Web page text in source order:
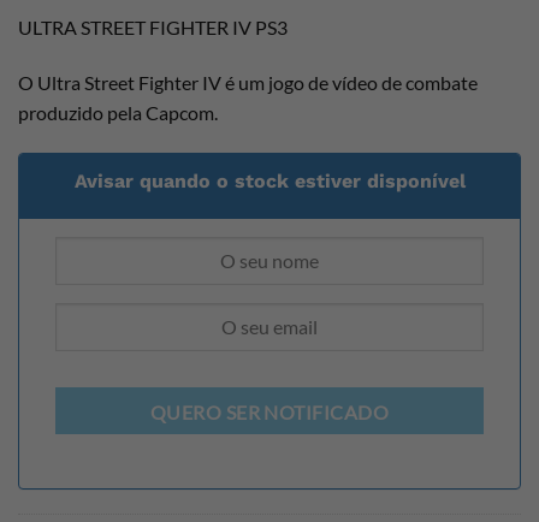
ULTRA STREET FIGHTER IV PS3
O Ultra Street Fighter IV é um jogo de vídeo de combate
produzido pela Capcom.
Avisar quando o stock estiver disponível
QUERO SER NOTIFICADO